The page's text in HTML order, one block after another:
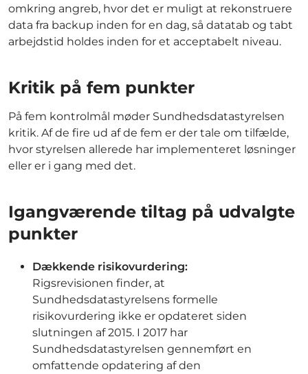
omkring angreb, hvor det er muligt at rekonstruere
data fra backup inden for en dag, så datatab og tabt
arbejdstid holdes inden for et acceptabelt niveau.
Kritik på fem punkter
På fem kontrolmål møder Sundhedsdatastyrelsen
kritik. Af de fire ud af de fem er der tale om tilfælde,
hvor styrelsen allerede har implementeret løsninger
eller er i gang med det.
Igangværende tiltag på udvalgte
punkter
Dækkende risikovurdering:
Rigsrevisionen finder, at
Sundhedsdatastyrelsens formelle
risikovurdering ikke er opdateret siden
slutningen af 2015. I 2017 har
Sundhedsdatastyrelsen gennemført en
omfattende opdatering af den